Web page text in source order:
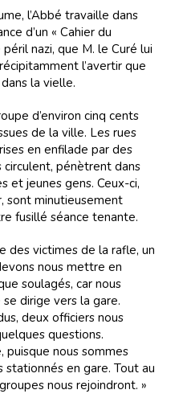
l’Abbé travaille dans
d’un « Cahier du
nazi, que M. le Curé lui
l’avertir que
la vielle.
d’environ cinq cents
de la ville. Les rues
en enfilade par des
pénètrent dans
et jeunes gens. Ceux-ci,
sont minutieusement
fusillé séance tenante.
des victimes de la rafle, un
nous mettre en
soulagés, car nous
dirige vers la gare.
deux officiers nous
questions.
nous sommes
en gare. Tout au
nous rejoindront. »